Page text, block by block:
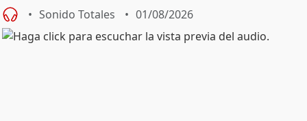
Sonido Totales 01/08/2026